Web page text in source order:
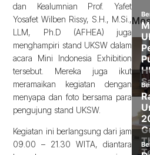
dan Kealumnian Prof. Yafet
Yosafet Wilben Rissy, S.H., M.Si.,
LLM, Ph.D (AFHEA) juga
menghampiri stand UKSW dalam
acara Mini Indonesia Exhibition
tersebut. Mereka juga ikut
meramaikan kegiatan dengan
menyapa dan foto bersama para
pengujung stand UKSW.
Kegiatan ini berlangsung dari jam
09.00 – 21.30 WITA, diantara